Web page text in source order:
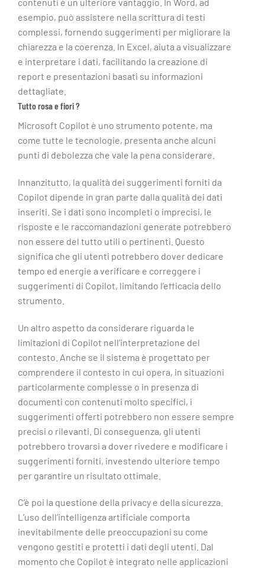
esempio, può assistere nella scrittura di testi
complessi, fornendo suggerimenti per migliorare la
chiarezza e la coerenza. In Excel, aiuta a visualizzare
e interpretare i dati, facilitando la creazione di
report e presentazioni basati su informazioni
dettagliate.
Tutto rosa e fiori ?
Microsoft Copilot è uno strumento potente, ma
come tutte le tecnologie, presenta anche alcuni
punti di debolezza che vale la pena considerare.
Innanzitutto, la qualità dei suggerimenti forniti da
Copilot dipende in gran parte dalla qualità dei dati
inseriti. Se i dati sono incompleti o imprecisi, le
risposte e le raccomandazioni generate potrebbero
non essere del tutto utili o pertinenti. Questo
significa che gli utenti potrebbero dover dedicare
tempo ed energie a verificare e correggere i
suggerimenti di Copilot, limitando l’efficacia dello
strumento.
Un altro aspetto da considerare riguarda le
limitazioni di Copilot nell’interpretazione del
contesto. Anche se il sistema è progettato per
comprendere il contesto in cui opera, in situazioni
particolarmente complesse o in presenza di
documenti con contenuti molto specifici, i
suggerimenti offerti potrebbero non essere sempre
precisi o rilevanti. Di conseguenza, gli utenti
potrebbero trovarsi a dover rivedere e modificare i
suggerimenti forniti, investendo ulteriore tempo
per garantire un risultato ottimale.
C’è poi la questione della privacy e della sicurezza.
L’uso dell’intelligenza artificiale comporta
inevitabilmente delle preoccupazioni su come
vengono gestiti e protetti i dati degli utenti. Dal
momento che Copilot è integrato nelle applicazioni